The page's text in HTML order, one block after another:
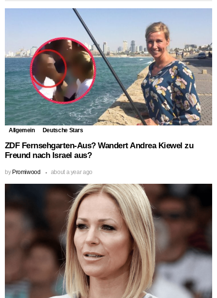
Allgemein Deutsche Stars
ZDF Fernsehgarten-Aus? Wandert Andrea Kiewel zu
Freund nach Israel aus?
by Promiwood about a year ago